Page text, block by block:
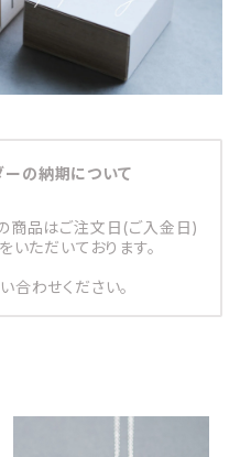
ーの納期について
商品はご注文日(ご入金日)
いただいております。
わせください。